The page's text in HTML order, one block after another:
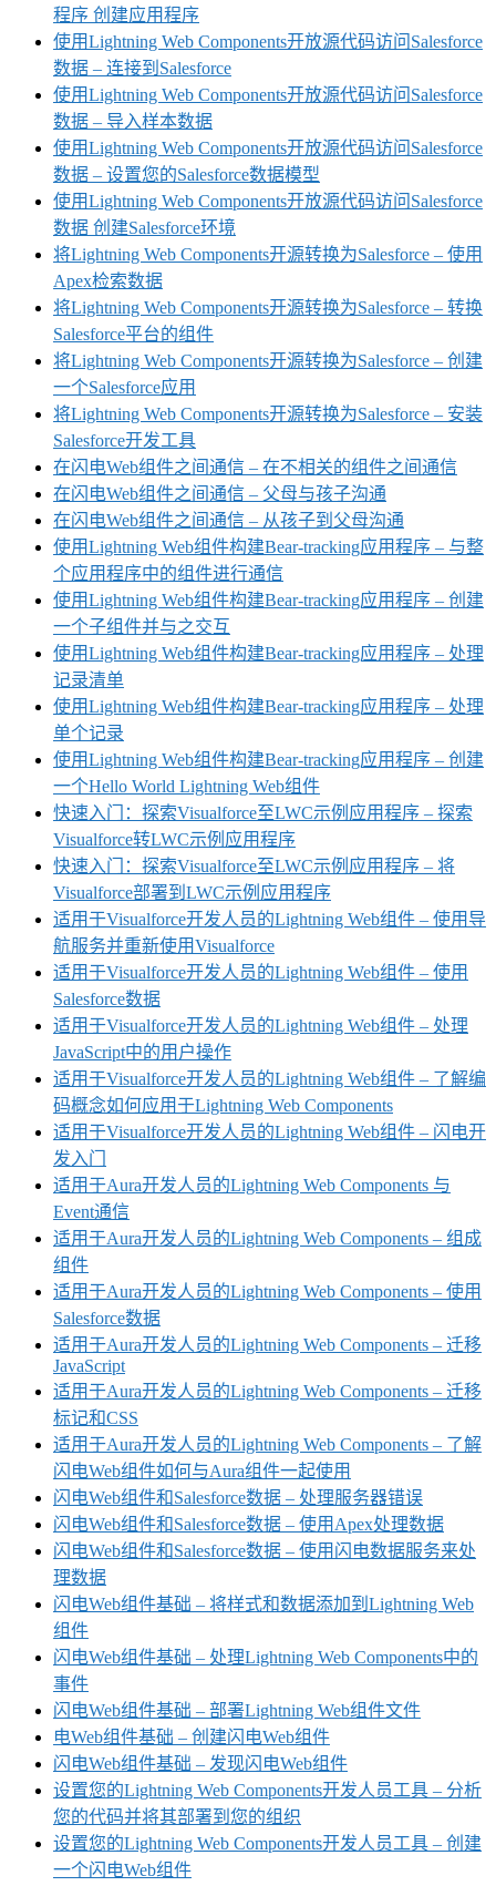
程序 创建应用程序
使用Lightning Web Components开放源代码访问Salesforce
数据 – 连接到Salesforce
使用Lightning Web Components开放源代码访问Salesforce
数据 – 导入样本数据
使用Lightning Web Components开放源代码访问Salesforce
数据 – 设置您的Salesforce数据模型
使用Lightning Web Components开放源代码访问Salesforce
数据 创建Salesforce环境
将Lightning Web Components开源转换为Salesforce – 使用
Apex检索数据
将Lightning Web Components开源转换为Salesforce – 转换
Salesforce平台的组件
将Lightning Web Components开源转换为Salesforce – 创建
一个Salesforce应用
将Lightning Web Components开源转换为Salesforce – 安装
Salesforce开发工具
在闪电Web组件之间通信 – 在不相关的组件之间通信
在闪电Web组件之间通信 – 父母与孩子沟通
在闪电Web组件之间通信 – 从孩子到父母沟通
使用Lightning Web组件构建Bear-tracking应用程序 – 与整
个应用程序中的组件进行通信
使用Lightning Web组件构建Bear-tracking应用程序 – 创建
一个子组件并与之交互
使用Lightning Web组件构建Bear-tracking应用程序 – 处理
记录清单
使用Lightning Web组件构建Bear-tracking应用程序 – 处理
单个记录
使用Lightning Web组件构建Bear-tracking应用程序 – 创建
一个Hello World Lightning Web组件
快速入门：探索Visualforce至LWC示例应用程序 – 探索
Visualforce转LWC示例应用程序
快速入门：探索Visualforce至LWC示例应用程序 – 将
Visualforce部署到LWC示例应用程序
适用于Visualforce开发人员的Lightning Web组件 – 使用导
航服务并重新使用Visualforce
适用于Visualforce开发人员的Lightning Web组件 – 使用
Salesforce数据
适用于Visualforce开发人员的Lightning Web组件 – 处理
JavaScript中的用户操作
适用于Visualforce开发人员的Lightning Web组件 – 了解编
码概念如何应用于Lightning Web Components
适用于Visualforce开发人员的Lightning Web组件 – 闪电开
发入门
适用于Aura开发人员的Lightning Web Components 与
Event通信
适用于Aura开发人员的Lightning Web Components – 组成
组件
适用于Aura开发人员的Lightning Web Components – 使用
Salesforce数据
适用于Aura开发人员的Lightning Web Components – 迁移
JavaScript
适用于Aura开发人员的Lightning Web Components – 迁移
标记和CSS
适用于Aura开发人员的Lightning Web Components – 了解
闪电Web组件如何与Aura组件一起使用
闪电Web组件和Salesforce数据 – 处理服务器错误
闪电Web组件和Salesforce数据 – 使用Apex处理数据
闪电Web组件和Salesforce数据 – 使用闪电数据服务来处
理数据
闪电Web组件基础 – 将样式和数据添加到Lightning Web
组件
闪电Web组件基础 – 处理Lightning Web Components中的
事件
闪电Web组件基础 – 部署Lightning Web组件文件
电Web组件基础 – 创建闪电Web组件
闪电Web组件基础 – 发现闪电Web组件
设置您的Lightning Web Components开发人员工具 – 分析
您的代码并将其部署到您的组织
设置您的Lightning Web Components开发人员工具 – 创建
一个闪电Web组件